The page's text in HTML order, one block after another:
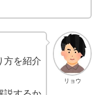
リョウ
方を紹介